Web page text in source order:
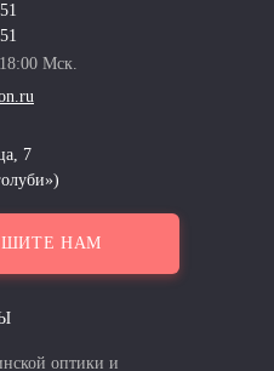
Мск.
7
НАМ
оптики и